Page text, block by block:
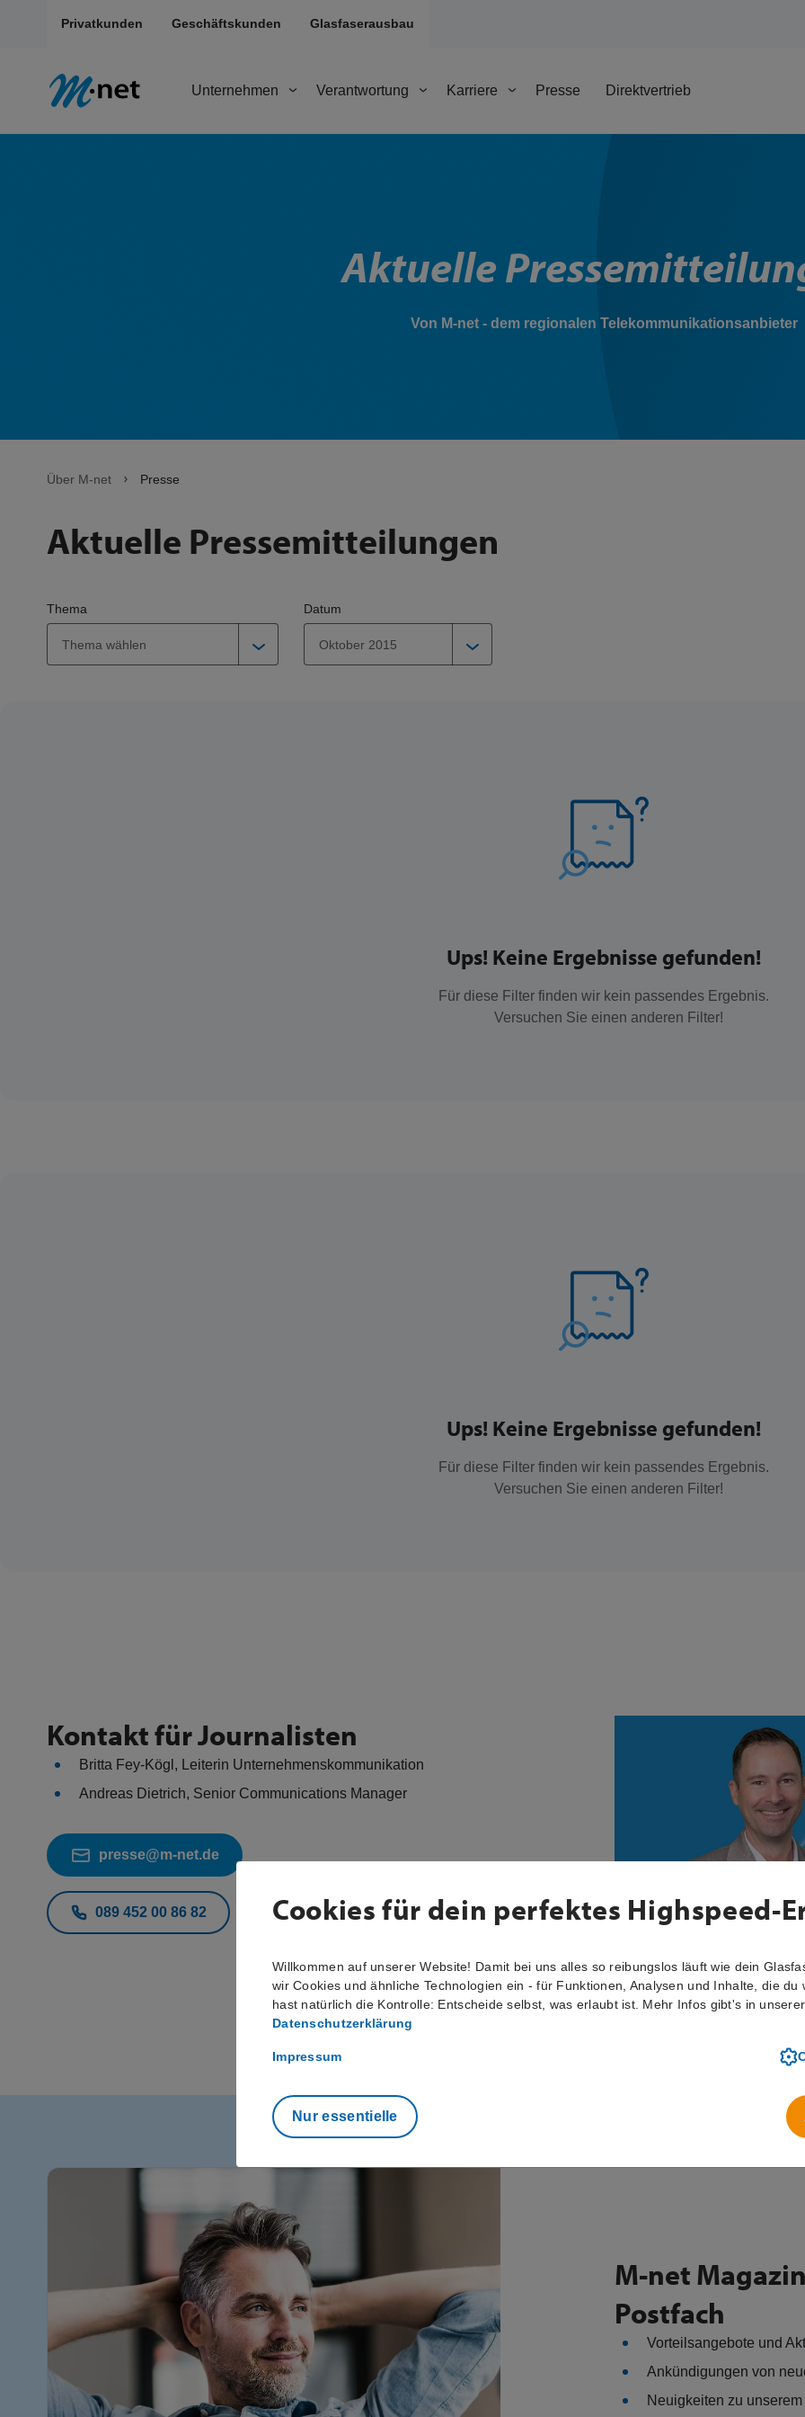
Privatkunden Geschäftskunden Glasfaserausbau
Unternehmen Verantwortung Karriere Presse Direktvertrieb
Aktuelle
Von M-net - dem regionalen Telekommunikationsanbieter
Über M-net Presse
Aktuelle Pressemitteilungen
Thema
Thema wählen
Datum
Oktober 2015
Ups! Keine Ergebnisse gefunden!
Für diese Filter finden wir kein passendes Ergebnis.
Versuchen Sie einen anderen Filter!
Ups! Keine Ergebnisse gefunden!
Für diese Filter finden wir kein passendes Ergebnis.
Versuchen Sie einen anderen Filter!
Kontakt für Journalisten
Britta Fey-Kögl, Leiterin Unternehmenskommunikation
Andreas Dietrich, Senior Communications Manager
presse@m-net.de
089 452 00 86 82
M-net
Postfach
Vorteilsangebote und
Ankündigungen von
Neuigkeiten zu
Cookies für dein perfektes Highspeed-
Willkommen auf unserer Website! Damit bei uns alles so reibungslos läuft wie dein
wir Cookies und ähnliche Technologien ein - für Funktionen, Analysen und Inhalte, die du
hast natürlich die Kontrolle: Entscheide selbst, was erlaubt ist. Mehr Infos gibt's in unserer
Datenschutzerklärung
Impressum
Nur essentielle